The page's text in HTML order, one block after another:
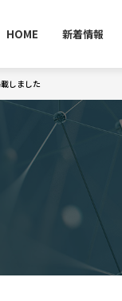
HOME 新着情報
しました